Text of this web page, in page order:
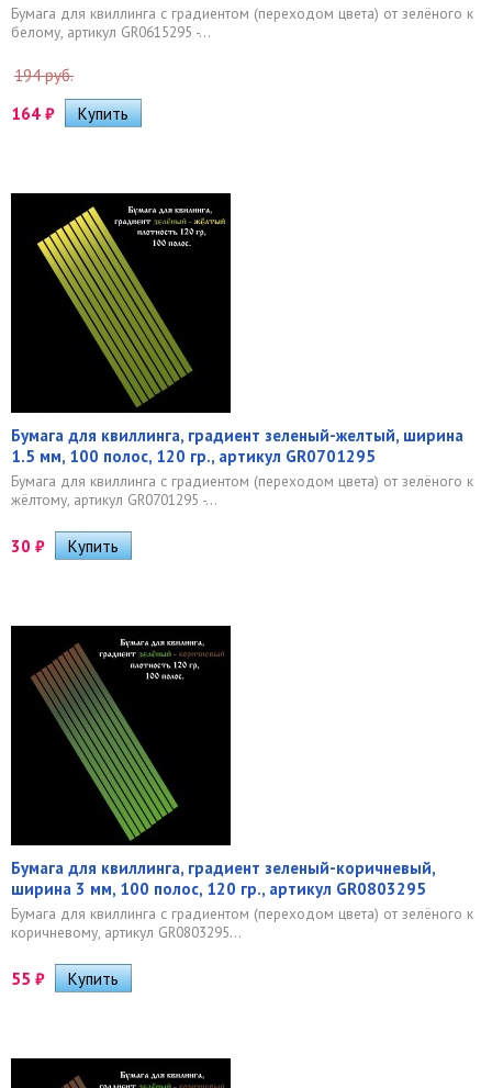
Бумага для квиллинга с градиентом (переходом цвета) от зелёного к
белому, артикул GR0615295 -...
194 руб.
164 ₽
Бумага для квиллинга, градиент зеленый-желтый, ширина
1.5 мм, 100 полос, 120 гр., артикул GR0701295
Бумага для квиллинга с градиентом (переходом цвета) от зелёного к
жёлтому, артикул GR0701295 -...
30 ₽
Бумага для квиллинга, градиент зеленый-коричневый,
ширина 3 мм, 100 полос, 120 гр., артикул GR0803295
Бумага для квиллинга с градиентом (переходом цвета) от зелёного к
коричневому, артикул GR0803295...
55 ₽